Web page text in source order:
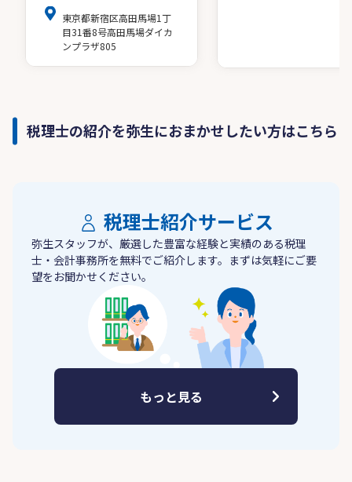
東京都新宿区高田馬場1丁
目31番8号高田馬場ダイカ
ンプラザ805
税理士の紹介を弥生におまかせしたい方はこちら
税理士紹介サービス
弥生スタッフが、厳選した豊富な経験と実績のある税理
士・会計事務所を無料でご紹介します。まずは気軽にご要
望をお聞かせください。
もっと見る